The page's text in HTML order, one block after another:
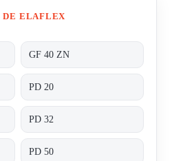
DE ELAFLEX
GF 40 ZN
PD 20
PD 32
PD 50